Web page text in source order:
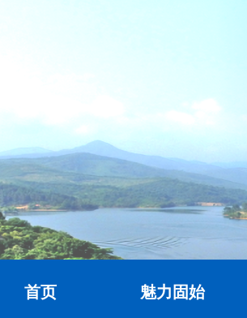
首页 魅力固始